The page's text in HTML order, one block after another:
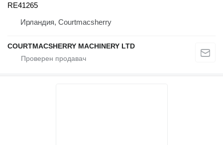
RE41265
Ирландия, Courtmacsherry
COURTMACSHERRY MACHINERY LTD